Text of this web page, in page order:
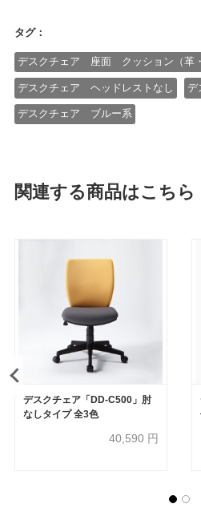
タグ：
デスクチェア 座面 クッション（革・
デスクチェア ヘッドレストなし
デスクチェア ブルー系
関連する商品はこちら
デスクチェア「DD-C500」肘
なしタイプ 全3色
40,590 円